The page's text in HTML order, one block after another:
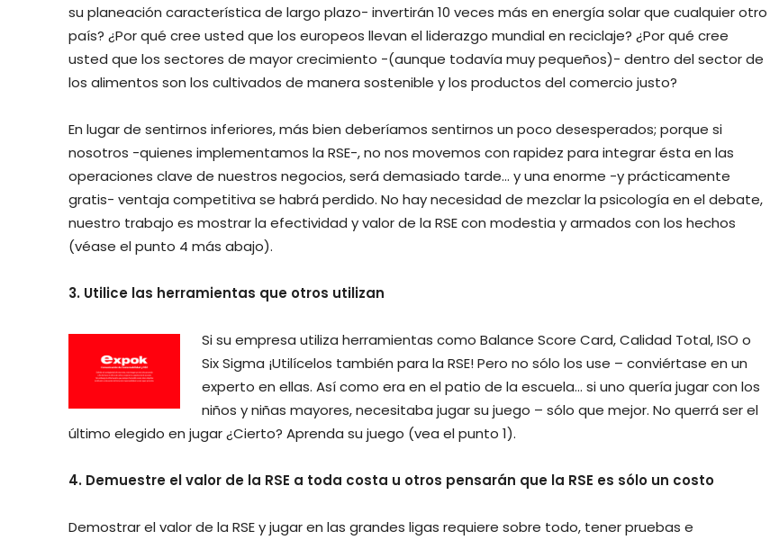
su planeación característica de largo plazo- invertirán 10 veces más en energía solar que cualquier otro
país? ¿Por qué cree usted que los europeos llevan el liderazgo mundial en reciclaje? ¿Por qué cree
usted que los sectores de mayor crecimiento -(aunque todavía muy pequeños)- dentro del sector de
los alimentos son los cultivados de manera sostenible y los productos del comercio justo?
En lugar de sentirnos inferiores, más bien deberíamos sentirnos un poco desesperados; porque si
nosotros -quienes implementamos la RSE-, no nos movemos con rapidez para integrar ésta en las
operaciones clave de nuestros negocios, será demasiado tarde… y una enorme -y prácticamente
gratis- ventaja competitiva se habrá perdido. No hay necesidad de mezclar la psicología en el debate,
nuestro trabajo es mostrar la efectividad y valor de la RSE con modestia y armados con los hechos
(véase el punto 4 más abajo).
3. Utilice las herramientas que otros utilizan
Si su empresa utiliza herramientas como Balance Score Card, Calidad Total, ISO o
Six Sigma ¡Utilícelos también para la RSE! Pero no sólo los use – conviértase en un
experto en ellas. Así como era en el patio de la escuela… si uno quería jugar con los
niños y niñas mayores, necesitaba jugar su juego – sólo que mejor. No querrá ser el
último elegido en jugar ¿Cierto? Aprenda su juego (vea el punto 1).
4. Demuestre el valor de la RSE a toda costa u otros pensarán que la RSE es sólo un costo
Demostrar el valor de la RSE y jugar en las grandes ligas requiere sobre todo, tener pruebas e